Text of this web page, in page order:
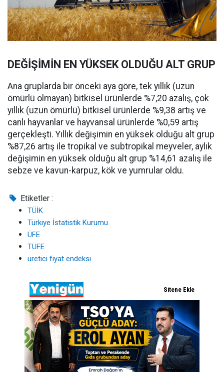
DEĞİŞİMİN EN YÜKSEK OLDUĞU ALT GRUP
Ana gruplarda bir önceki aya göre, tek yıllık (uzun
ömürlü olmayan) bitkisel ürünlerde %7,20 azalış, çok
yıllık (uzun ömürlü) bitkisel ürünlerde %9,38 artış ve
canlı hayvanlar ve hayvansal ürünlerde %0,59 artış
gerçekleşti. Yıllık değişimin en yüksek olduğu alt grup
%87,26 artış ile tropikal ve subtropikal meyveler, aylık
değişimin en yüksek olduğu alt grup %14,61 azalış ile
sebze ve kavun-karpuz, kök ve yumrular oldu.
Etiketler :
TÜİK
Türkiye İstatistik Kurumu
ÜFE
TÜFE
üretici fiyat endeksi